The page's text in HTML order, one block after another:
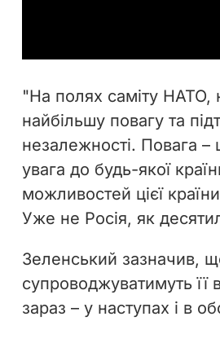
"На полях саміту НАТО,
найбільшу повагу та
незалежності. Повага –
увага до будь-якої
можливостей цієї
Уже не Росія, як
Зеленський зазначив,
супроводжуватимуть її
зараз – у наступах і в